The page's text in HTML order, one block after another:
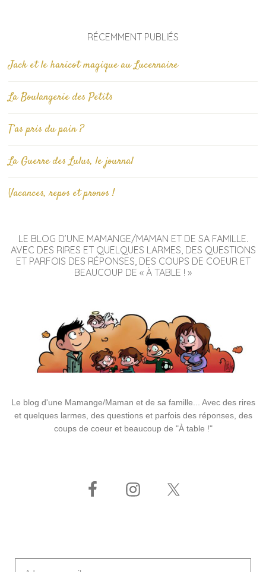
RÉCEMMENT PUBLIÉS
Jack et le haricot magique au Lucernaire
La Boulangerie des Petits
T’as pris du pain ?
La Guerre des Lulus, le journal
Vacances, repos et pronos !
LE BLOG D’UNE MAMANGE/MAMAN ET DE SA FAMILLE.
AVEC DES RIRES ET QUELQUES LARMES, DES QUESTIONS
ET PARFOIS DES RÉPONSES, DES COUPS DE COEUR ET
BEAUCOUP DE « À TABLE ! »
Le blog d'une Mamange/Maman et de sa famille... Avec des rires
et quelques larmes, des questions et parfois des réponses, des
coups de coeur et beaucoup de "À table !"